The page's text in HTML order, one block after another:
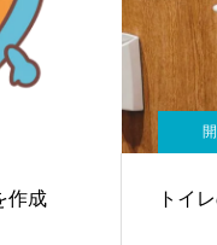
作成 トイ